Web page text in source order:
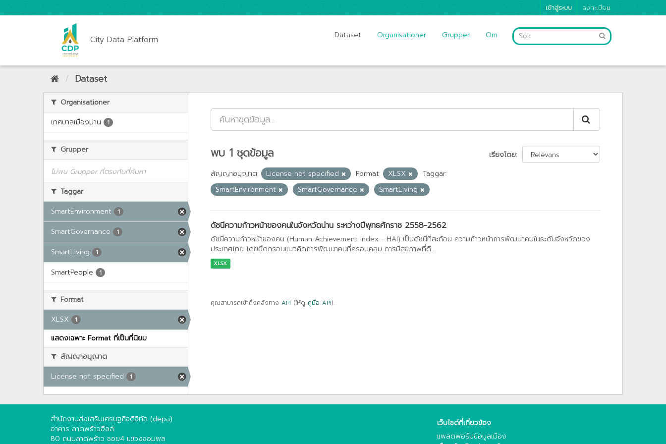
เข้าสู่ระบบ ลงทะเบียน
City Data Platform Dataset Organisationer Grupper Om
Dataset
Organisationer
เทศบาลเมืองน่าน
1
Grupper
ไม่พบ Grupper ที่ตรงกับที่ค้นหา
Taggar
SmartEnvironment
1
SmartGovernance 1
SmartLiving 1
SmartPeople 1
Format
XLSX
1
แสดงเฉพาะ Format ที่เป็นที่นิยม
สัญญาอนุญาต
License not specified
1
เรียงโดย
พบ 1 ชุดข้อมูล
สัญญาอนุญาต: License not specified Format: XLSX
Taggar:
SmartEnvironment
SmartGovernance SmartLiving
ดัชนีความก้าวหน้าของคนในจังหวัดน่าน ระหว่างปีพุทธศักราช 2558-2562
ดัชนีความก้าวหน้าของคน (Human Achievement Index - HAI) เป็นดัชนีที่สะท้อน ความก้าวหน้าการพัฒนาคนในระดับจังหวัดของ
ประเทศไทย โดยยึดกรอบแนวคิดการพัฒนาคนที่ครอบคลุม การมีสุขภาพที่ดี...
XLSX
คุณสามารถเข้าถึงคลังทาง API (ให้ดู คู่มือ API).
สำนักงานส่งเสริมเศรษฐกิจดิจิทัล (depa)
อาคาร ลาดพร้าวฮิลล์
80 ถนนลาดพร้าว ซอย4 แขวงจอมพล
เว็บไซต์ที่เกี่ยวข้อง
แพลตฟอร์มข้อมูลเมือง